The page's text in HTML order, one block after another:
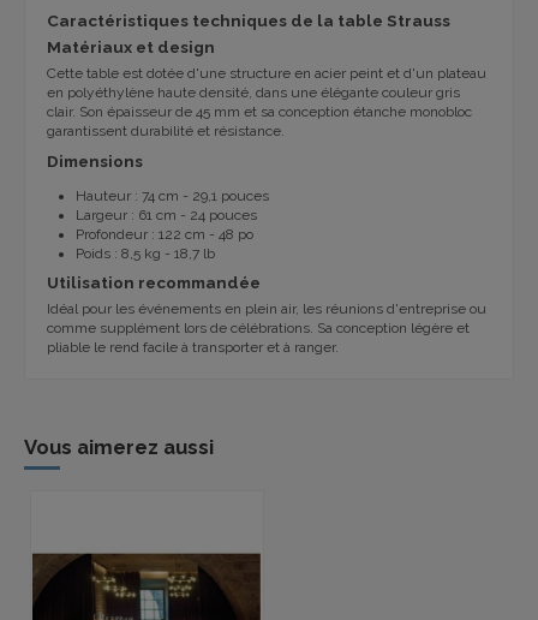
Caractéristiques techniques de la table Strauss
Matériaux et design
Cette table est dotée d'une structure en acier peint et d'un plateau
en polyéthylène haute densité, dans une élégante couleur gris
clair. Son épaisseur de 45 mm et sa conception étanche monobloc
garantissent durabilité et résistance.
Dimensions
Hauteur : 74 cm - 29,1 pouces
Largeur : 61 cm - 24 pouces
Profondeur : 122 cm - 48 po
Poids : 8,5 kg - 18,7 lb
Utilisation recommandée
Idéal pour les événements en plein air, les réunions d'entreprise ou
comme supplément lors de célébrations. Sa conception légère et
pliable le rend facile à transporter et à ranger.
Vous aimerez aussi